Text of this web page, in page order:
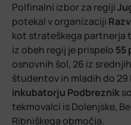
Polfinalni izbor za regiji
potekal v organizaciji
kot strateškega partnerja
iz obeh regij je prispelo 55
osnovnih šol, 26 iz
študentov in mladih do 29
inkubatorju Podbreznik
tekmovalci is Dolenjske,
Ribniškega območja.